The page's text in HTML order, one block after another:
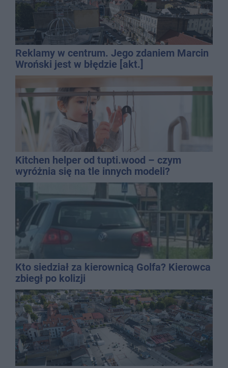
Reklamy w centrum. Jego zdaniem Marcin
Wroński jest w błędzie [akt.]
Kitchen helper od tupti.wood – czym
wyróżnia się na tle innych modeli?
Kto siedział za kierownicą Golfa? Kierowca
zbiegł po kolizji